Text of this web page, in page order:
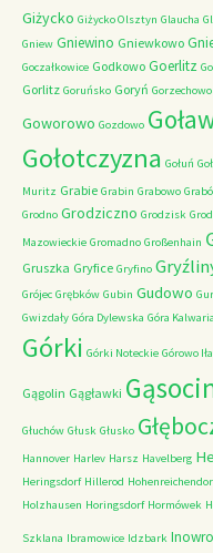
Giżycko Giżycko Olsztyn Glaucha
Gniew Gniewino Gniewkowo
Goczałkowice Godkowo Goerlitz
Gorlitz Goruńsko Goryń Gorzechowo
Goworowo Gozdowo
Gołotczyzna Gołuń
Muritz Grabie Grabin Grabowo
Grodno Grodziczno Grodzisk
Mazowieckie Gromadno Großenhain
Gruszka Gryfice Gryfino
Grójec Grębków Gubin Gudowo
Gwizdały Góra Dylewska Góra Kalwaria
Górki Górki Noteckie Górowo
Gągolin Gągławki
Głuchów Głusk Głusko
Hannover Harlev Harsz Havelberg
Heringsdorf Hillerod
Holzhausen Horingsdorf Hormówek
Szklana Ibramowice Idzbark